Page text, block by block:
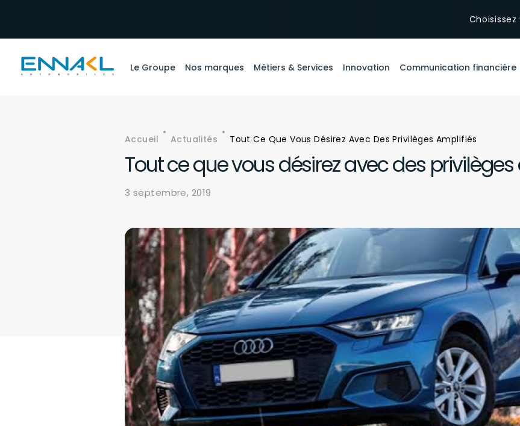
Le Groupe Nos marques Métiers & Services Innovation Communication financière
Fil d'Ariane
Accueil Actualités Tout Ce Que Vous Désirez Avec Des Privilèges Amplifiés
Tout ce que vous désirez avec des
3 septembre, 2019